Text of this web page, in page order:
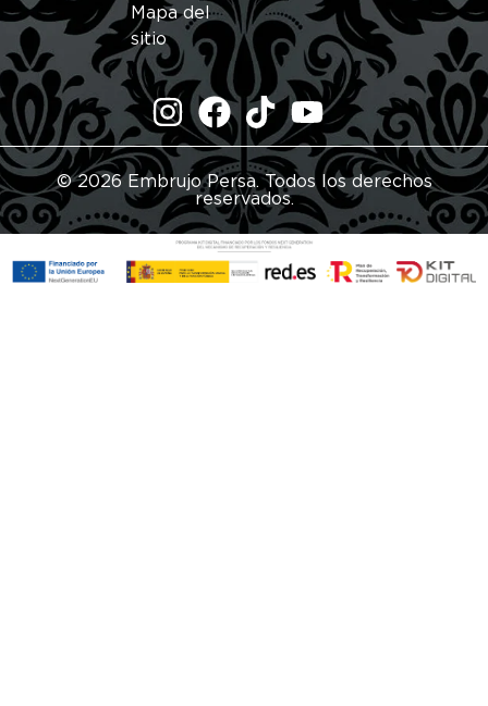
Mapa del
sitio
© 2026 Embrujo Persa. Todos los derechos
reservados.